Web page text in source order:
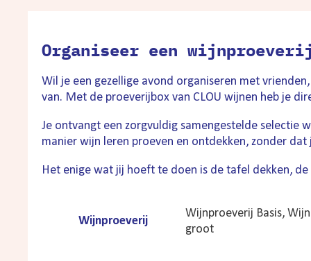
Organiseer een
Wil je een gezellige avond organiseren met
van. Met de proeverijbox van CLOU wijnen heb je
Je ontvangt een zorgvuldig samengestelde selectie
manier wijn leren proeven en ontdekken, zonder
Het enige wat jij hoeft te doen is de tafel dekken,
Wijnproeverij
Wijnproeverij Basis,
groot